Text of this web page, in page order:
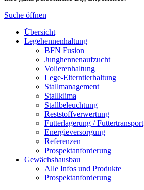
Suche öffnen
Übersicht
Legehennenhaltung
BFN Fusion
Junghennenaufzucht
Volierenhaltung
Lege-Elterntierhaltung
Stallmanagement
Stallklima
Stallbeleuchtung
Reststoffverwertung
Futterlagerung / Futtertransport
Energieversorgung
Referenzen
Prospektanforderung
Gewächshausbau
Alle Infos und Produkte
Prospektanforderung